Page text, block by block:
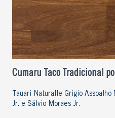
Cumaru Taco Tradicional
Tauari Naturalle Grigio
Jr. e Sálvio Moraes Jr.